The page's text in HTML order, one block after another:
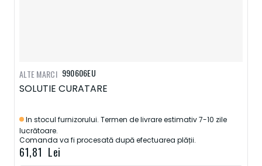
990606EU
SOLUTIE CURATARE
In stocul furnizorului. Termen de livrare estimativ 7-10 zile
lucrătoare.
Comanda va fi procesată după efectuarea plății.
61,81 Lei
ALTE MARCI